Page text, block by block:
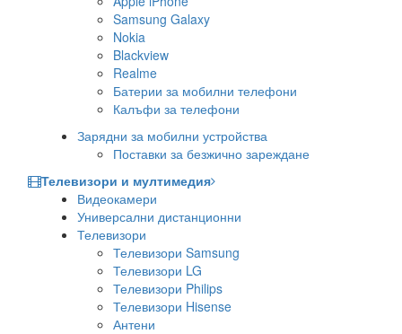
Samsung Galaxy
Nokia
Blackview
Realme
Батерии за мобилни телефони
Калъфи за телефони
Зарядни за мобилни устройства
Поставки за безжично зареждане
Телевизори и мултимедия
Видеокамери
Универсални дистанционни
Телевизори
Телевизори Samsung
Телевизори LG
Телевизори Philips
Телевизори Hisense
Антени